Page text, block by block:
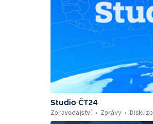
Studio ČT24
Zpravodajství
Zprávy Diskuze